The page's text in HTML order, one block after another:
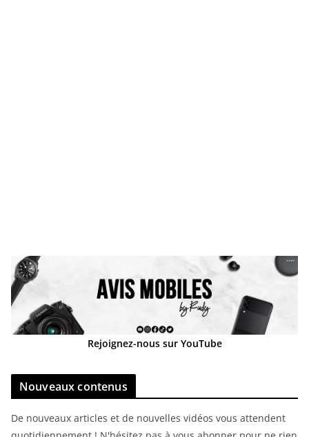
Rejoignez-nous sur YouTube
Nouveaux contenus
De nouveaux articles et de nouvelles vidéos vous attendent